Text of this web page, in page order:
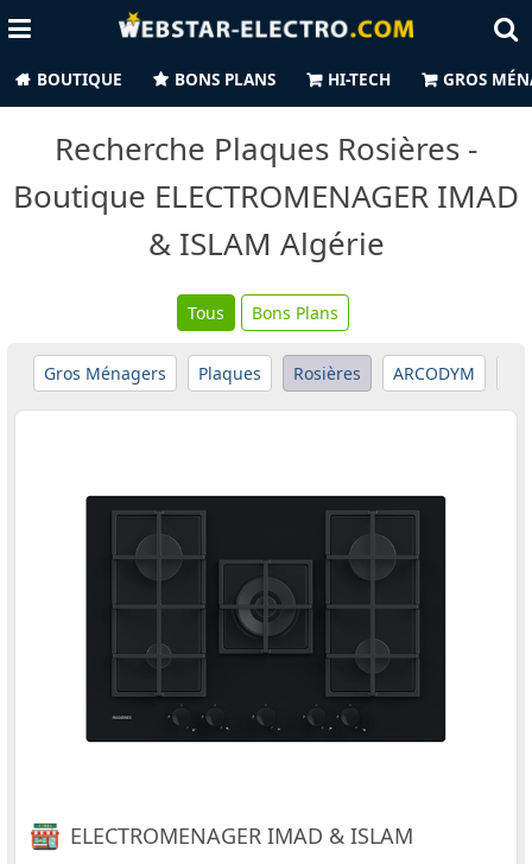
BOUTIQUE BONS PLANS HI-TECH GROS
Recherche Plaques Rosières -
Boutique ELECTROMENAGER IMAD
& ISLAM Algérie
Tous Bons Plans
Gros Ménagers Plaques Rosières ARCODYM
ELECTROMENAGER IMAD & ISLAM